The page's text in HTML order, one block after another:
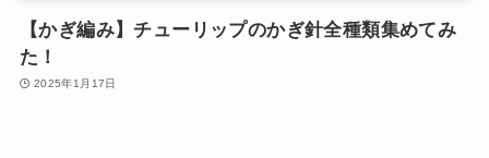
【かぎ編み】チューリップのかぎ針全種類集めてみ
た！
2025年1月17日